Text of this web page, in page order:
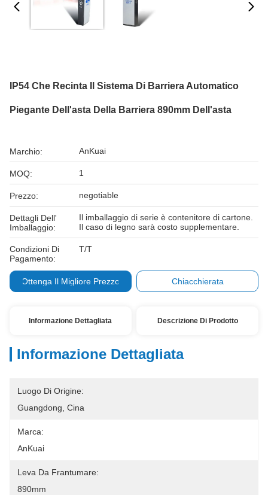
IP54 Che Recinta Il Sistema Di Barriera Automatico
Piegante Dell'asta Della Barriera 890mm Dell'asta
Marchio: AnKuai
MOQ: 1
Prezzo: negotiable
Dettagli Dell'
Imballaggio:
Il imballaggio di serie è contenitore di cartone.
Il caso di legno sarà costo supplementare.
Condizioni Di
Pagamento:
T/T
Ottenga Il Migliore Prezzo Chiacchierata
Informazione Dettagliata Descrizione Di Prodotto
Informazione Dettagliata
Luogo Di Origine:
Guangdong, Cina
Marca:
AnKuai
Leva Da Frantumare:
890mm